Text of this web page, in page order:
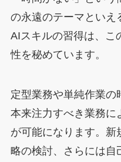
の永遠のテーマといえ
AIスキルの習得は、こ
性を秘めています。
定型業務や単純作業の
本来注力すべき業務に
が可能になります。新
略の検討、さらには自